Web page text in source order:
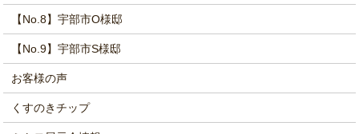
【No.8】宇部市O様邸
【No.9】宇部市S様邸
お客様の声
くすのきチップ